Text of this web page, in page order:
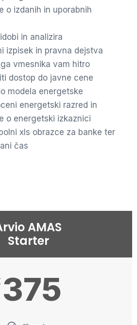
o izdanih in uporabnih
in analizira
izpisek in pravna dejstva
vmesnika vam hitro
dostop do javne cene
modela energetske
energetski razred in
o energetski izkaznici
xls obrazce za banke ter
čas
AMAS
Starter
375